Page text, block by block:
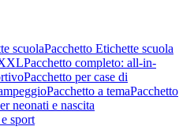
scuolaPacchetto Etichette scuola
Pacchetto completo: all-in-
Pacchetto per case di
Pacchetto a temaPacchetto
neonati e nascita
sport